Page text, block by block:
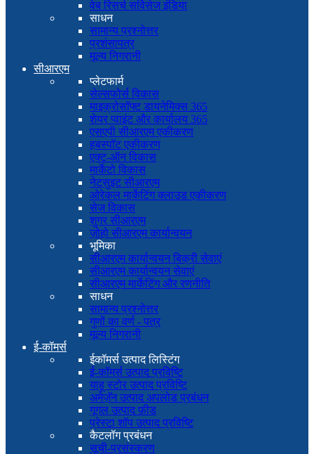
वेब रिसर्च सर्विसेज इंडिया
साधन
सामान्य प्रश्नोत्तर
प्रशंसापत्र
मूल्य निगरानी
सीआरएम
प्लेटफार्म
सेल्सफोर्स विकास
माइक्रोसॉफ्ट डायनेमिक्स 365
शेयर प्वाइंट और कार्यालय 365
एसएपी सीआरएम एकीकरण
हबस्पॉट एकीकरण
एक्ट-ऑन विकास
मार्केटो विकास
नेटसुइट सीआरएम
ओरेकल मार्केटिंग क्लाउड एकीकरण
सेज विकास
शुगर सीआरएम
ज़ोहो सीआरएम कार्यान्वयन
भूमिका
सीआरएम कार्यान्वयन बिक्री सेवाएं
सीआरएम कार्यान्वयन सेवाएं
सीआरएम मार्केटिंग और रणनीति
साधन
सामान्य प्रश्नोत्तर
गुणों का वर्ण - पत्र
मूल्य निगरानी
ई-कॉमर्स
ईकॉमर्स उत्पाद लिस्टिंग
ई-कॉमर्स उत्पाद प्रविष्टि
याहू स्टोर उत्पाद प्रविष्टि
अमेज़ॅन उत्पाद अपलोड प्रबंधन
गूगल उत्पाद फ़ीड
प्रेस्टा शॉप उत्पाद प्रविष्टि
कैटलॉग प्रबंधन
सूची-प्रसंस्करण